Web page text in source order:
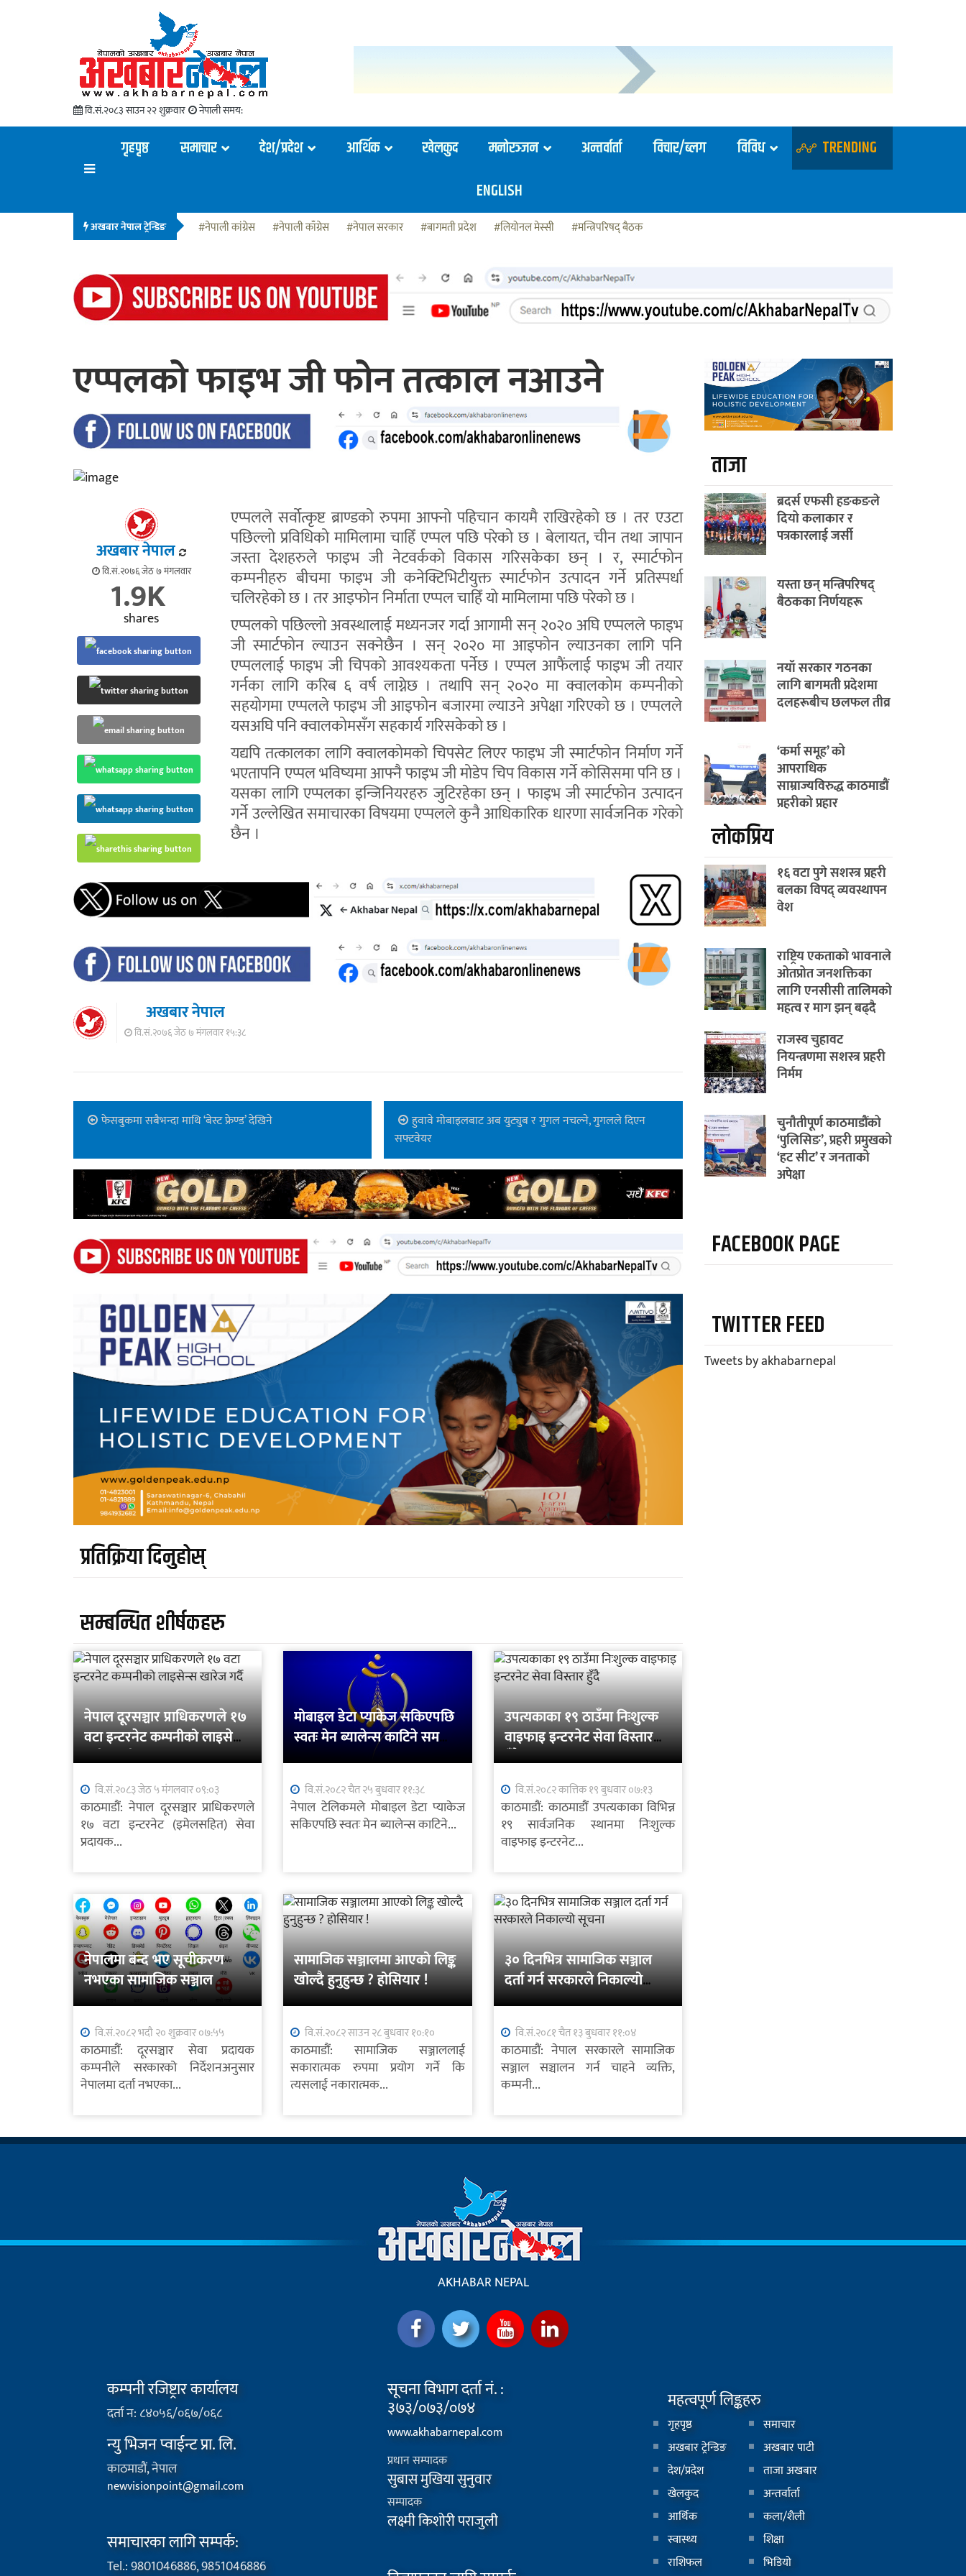
वि.सं.२०८३ साउन २२ शुक्रवार नेपाली समय:
गृहपृष्ठ समाचार देश/प्रदेश आर्थिक खेलकुद मनोरञ्जन अन्तर्वार्ता विचार/ब्लग विविध
TRENDING
ENGLISH
अखबार नेपाल ट्रेन्डिङ #नेपाली कांग्रेस #नेपाली काँग्रेस #नेपाल सरकार #बागमती प्रदेश #लियोनल मेस्सी #मन्त्रिपरिषद् बैठक
एप्पलको फाइभ जी फोन तत्काल नआउने
अखबार नेपाल
वि.सं.२०७६ जेठ ७ मंगलवार
1.9K
shares
एप्पलले सर्वोत्कृष्ट ब्राण्डको रुपमा आफ्नो पहिचान कायमै राखिरहेको छ । तर एउटा
पछिल्लो प्रविधिको मामिलामा चाहिँ एप्पल पछि परेको छ । बेलायत, चीन तथा जापान
जस्ता देशहरुले फाइभ जी नेटवर्कको विकास गरिसकेका छन् । र, स्मार्टफोन
कम्पनीहरु बीचमा फाइभ जी कनेक्टिभिटीयुक्त स्मार्टफोन उत्पादन गर्ने प्रतिस्पर्धा
चलिरहेको छ । तर आइफोन निर्माता एप्पल चाहिँ यो मामिलामा पछि परेको छ ।
एप्पलको पछिल्लो अवस्थालाई मध्यनजर गर्दा आगामी सन् २०२० अघि एप्पलले फाइभ
जी स्मार्टफोन ल्याउन सक्नेछैन । सन् २०२० मा आइफोन ल्याउनका लागि पनि
एप्पललाई फाइभ जी चिपको आवश्यकता पर्नेछ । एप्पल आफैंलाई फाइभ जी तयार
गर्नका लागि करिब ६ वर्ष लाग्नेछ । तथापि सन् २०२० मा क्वालकोम कम्पनीको
सहयोगमा एप्पलले फाइभ जी आइफोन बजारमा ल्याउने अपेक्षा गरिएको छ । एप्पलले
यसअघि पनि क्वालकोमसँग सहकार्य गरिसकेको छ ।
यद्यपि तत्कालका लागि क्वालकोमको चिपसेट लिएर फाइभ जी स्मार्टफोन निर्माण गर्ने
भएतापनि एप्पल भविष्यमा आफ्नै फाइभ जी मोडेप चिप विकास गर्ने कोसिसमा पनि छ ।
यसका लागि एप्पलका इन्जिनियरहरु जुटिरहेका छन् । फाइभ जी स्मार्टफोन उत्पादन
गर्ने उल्लेखित समाचारका विषयमा एप्पलले कुनै आधिकारिक धारणा सार्वजनिक गरेको
छैन ।
अखबार नेपाल
वि.सं.२०७६ जेठ ७ मंगलवार १५:३८
फेसबुकमा सबैभन्दा माथि ‘बेस्ट फ्रेण्ड’ देखिने
हुवावे मोबाइलबाट अब युट्युब र गुगल नचल्ने, गुगलले दिएन
सफ्टवेयर
प्रतिक्रिया दिनुहोस्
सम्बन्धित शीर्षकहरु
नेपाल दूरसञ्चार प्राधिकरणले १७
वटा इन्टरनेट कम्पनीको लाइसेन्स
खारेज गर्दै
वि.सं.२०८३ जेठ ५ मंगलवार ०९:०३
काठमाडौं: नेपाल दूरसञ्चार प्राधिकरणले
१७ वटा इन्टरनेट (इमेलसहित) सेवा
प्रदायक...
मोबाइल डेटा प्याकेज सकिएपछि
स्वतः मेन ब्यालेन्स काटिने समस्या
समाधान, कसरी प्रयोग गर्ने ?
वि.सं.२०८२ चैत २५ बुधवार ११:३८
नेपाल टेलिकमले मोबाइल डेटा प्याकेज
सकिएपछि स्वतः मेन ब्यालेन्स काटिने...
उपत्यकाका १९ ठाउँमा निःशुल्क
वाइफाइ इन्टरनेट सेवा विस्तार
हुँदै
वि.सं.२०८२ कात्तिक १९ बुधवार ०७:१३
काठमाडौं: काठमाडौं उपत्यकाका विभिन्न
१९ सार्वजनिक स्थानमा निःशुल्क
वाइफाइ इन्टरनेट...
नेपालमा बन्द भए सूचीकरण
नभएका सामाजिक सञ्जाल
वि.सं.२०८२ भदौ २० शुक्रवार ०७:५५
काठमाडौं: दूरसञ्चार सेवा प्रदायक
कम्पनीले सरकारको निर्देशनअनुसार
नेपालमा दर्ता नभएका...
सामाजिक सञ्जालमा आएको लिङ्क
खोल्दै हुनुहुन्छ ? होसियार !
वि.सं.२०८२ साउन २८ बुधवार १०:१०
काठमाडौं: सामाजिक सञ्जाललाई
सकारात्मक रुपमा प्रयोग गर्ने कि
त्यसलाई नकारात्मक...
३० दिनभित्र सामाजिक सञ्जाल
दर्ता गर्न सरकारले निकाल्यो
सूचना
वि.सं.२०८१ चैत १३ बुधवार ११:०४
काठमाडौं: नेपाल सरकारले सामाजिक
सञ्जाल सञ्चालन गर्न चाहने व्यक्ति,
कम्पनी...
ताजा
ब्रदर्स एफसी हङकङले
दियो कलाकार र
पत्रकारलाई जर्सी
यस्ता छन् मन्त्रिपरिषद्
बैठकका निर्णयहरू
नयाँ सरकार गठनका
लागि बागमती प्रदेशमा
दलहरूबीच छलफल तीव्र
‘कर्मा समूह’ को
आपराधिक
साम्राज्यविरुद्ध काठमाडौं
प्रहरीको प्रहार
लाेकप्रिय
१६ वटा पुगे सशस्त्र प्रहरी
बलका विपद् व्यवस्थापन
वेश
राष्ट्रिय एकताको भावनाले
ओतप्रोत जनशक्तिका
लागि एनसीसी तालिमको
महत्व र माग झन् बढ्दै
राजस्व चुहावट
नियन्त्रणमा सशस्त्र प्रहरी
निर्मम
चुनौतीपूर्ण काठमाडौंको
‘पुलिसिङ’, प्रहरी प्रमुखको
‘हट सीट’ र जनताको
अपेक्षा
FACEBOOK PAGE
TWITTER FEED
Tweets by akhabarnepal
AKHABAR NEPAL
कम्पनी रजिष्ट्रार कार्यालय
दर्ता न: ८४०५६/०६७/०६८
न्यु भिजन प्वाईन्ट प्रा. लि.
काठमाडौं, नेपाल
newvisionpoint@gmail.com
समाचारका लागि सम्पर्क:
Tel.: 9801046886, 9851046886
सूचना विभाग दर्ता नं. :
३७३/०७३/०७४
www.akhabarnepal.com
प्रधान सम्पादक
सुबास मुखिया सुनुवार
सम्पादक
लक्ष्मी किशोरी पराजुली
महत्वपूर्ण लिङ्कहरु
गृहपृष्ठ
समाचार
अखबार ट्रेन्डिङ
अखबार पाटी
देश/प्रदेश
ताजा अखबार
खेलकुद
अन्तर्वार्ता
आर्थिक
कला/शैली
स्वास्थ्य
शिक्षा
राशिफल
भिडियाे